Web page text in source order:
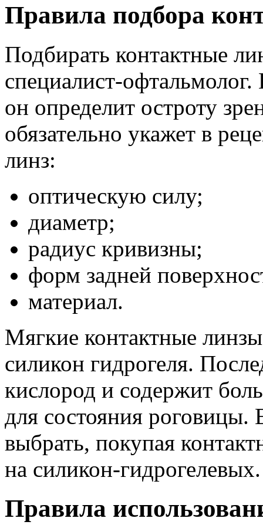
Правила подбора
Подбирать контактные
специалист-
он определит остроту
обязательно укажет в
линз:
оптическую силу;
диаметр;
радиус кривизны;
форм задней
материал.
Мягкие контактные
силикон гидрогеля.
кислород и содержит
для состояния роговицы.
выбрать, покупая
на силикон-гидрогелевых.
Правила